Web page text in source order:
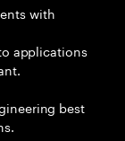
with
applications
best